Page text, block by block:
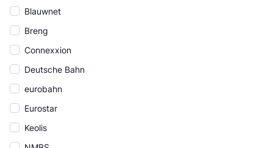
Blauwnet
Breng
Connexxion
Deutsche Bahn
eurobahn
Eurostar
Keolis